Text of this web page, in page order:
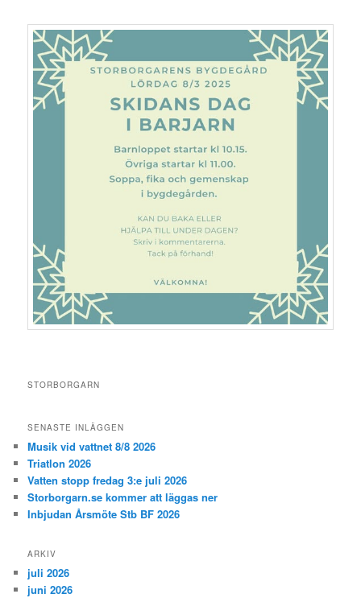
STORBORGARN
SENASTE INLÄGGEN
Musik vid vattnet 8/8 2026
Triatlon 2026
Vatten stopp fredag 3:e juli 2026
Storborgarn.se kommer att läggas ner
Inbjudan Årsmöte Stb BF 2026
ARKIV
juli 2026
juni 2026